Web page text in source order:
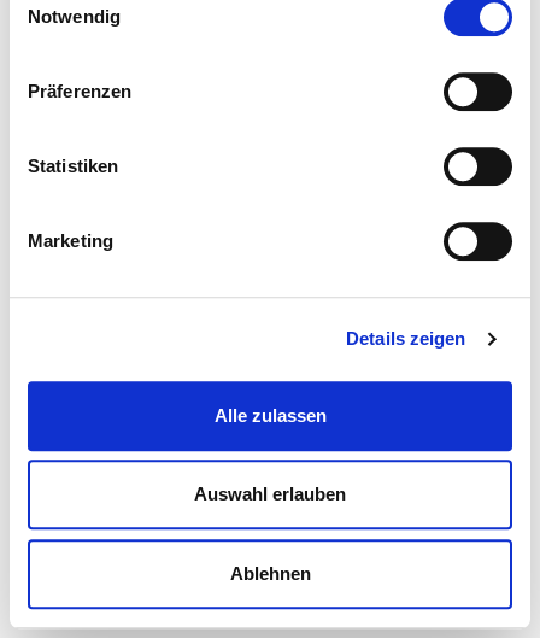
Notwendig
Präferenzen
Statistiken
Marketing
Details zeigen
Alle zulassen
Auswahl erlauben
Ablehnen